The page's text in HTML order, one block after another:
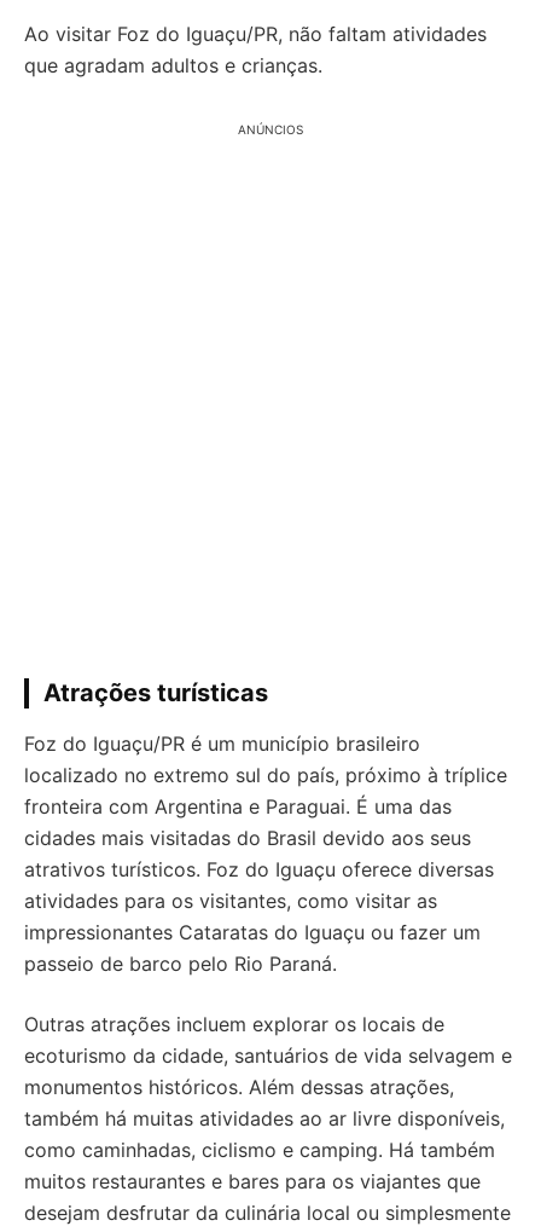
Ao visitar Foz do Iguaçu/PR, não faltam atividades
que agradam adultos e crianças.
ANÚNCIOS
Atrações turísticas
Foz do Iguaçu/PR é um município brasileiro
localizado no extremo sul do país, próximo à tríplice
fronteira com Argentina e Paraguai. É uma das
cidades mais visitadas do Brasil devido aos seus
atrativos turísticos. Foz do Iguaçu oferece diversas
atividades para os visitantes, como visitar as
impressionantes Cataratas do Iguaçu ou fazer um
passeio de barco pelo Rio Paraná.
Outras atrações incluem explorar os locais de
ecoturismo da cidade, santuários de vida selvagem e
monumentos históricos. Além dessas atrações,
também há muitas atividades ao ar livre disponíveis,
como caminhadas, ciclismo e camping. Há também
muitos restaurantes e bares para os viajantes que
desejam desfrutar da culinária local ou simplesmente